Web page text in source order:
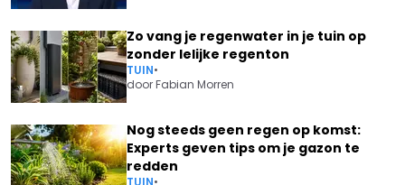
Zo vang je regenwater in je tuin op
zonder lelijke regenton
TUIN•
doorFabian Morren
Nog steeds geen regen op komst:
Experts geven tips om je gazon te
redden